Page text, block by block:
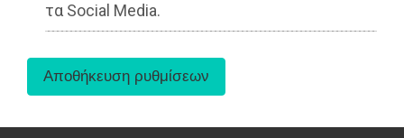
τα Social Media.
Πολλοί το άκουγαν, λίγοι το πιστεύαν.
Από την καταγγελία στην επανα-αποδοχή υπήρχε
πραγματικά μεγάλη απόσταση, η οποία όμως